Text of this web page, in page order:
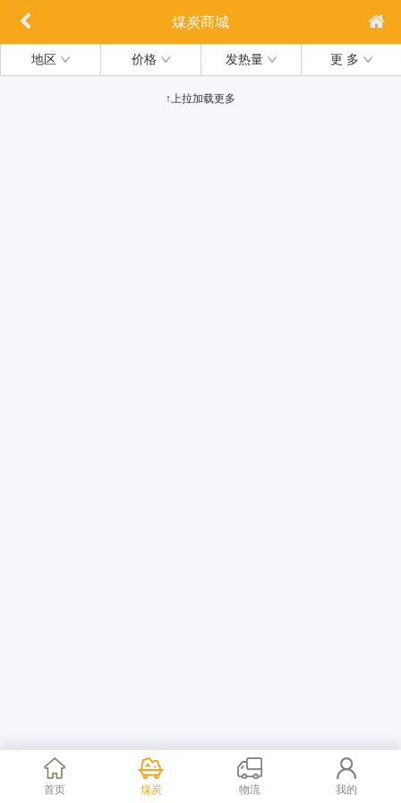
煤炭商城
地区 价格 发热量 更 多
↑上拉加载更多
首页 煤炭 物流 我的